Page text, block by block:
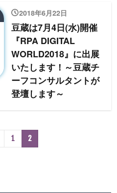
2018年6月22日
豆蔵は7月4日(水)開催
『RPA DIGITAL
WORLD2018』に出展
いたします！～豆蔵チ
ーフコンサルタントが
登壇します～
1 2